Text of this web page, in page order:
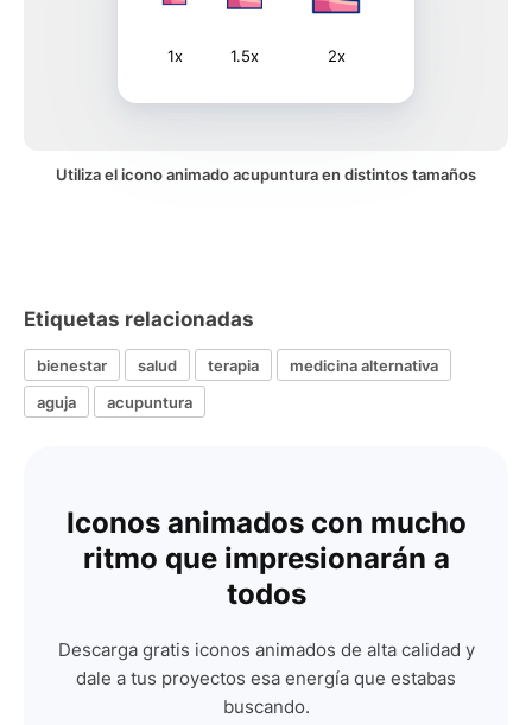
1x 1.5x 2x
Utiliza el icono animado acupuntura en distintos tamaños
Etiquetas relacionadas
bienestar salud terapia
medicina alternativa
aguja
acupuntura
Iconos animados con mucho
ritmo que impresionarán a
todos
Descarga gratis iconos animados de alta calidad y
dale a tus proyectos esa energía que estabas
buscando.